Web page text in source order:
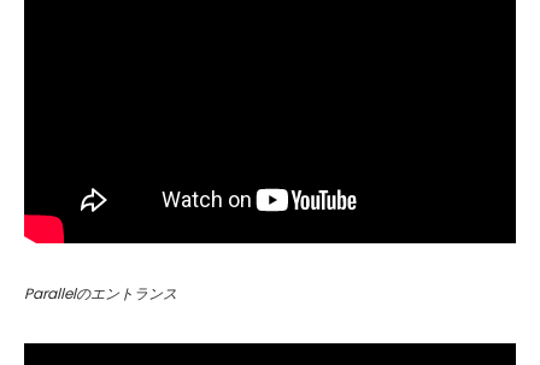
Parallelのエントランス